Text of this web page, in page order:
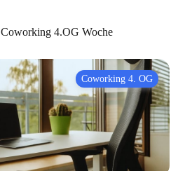
Coworking 4.OG Woche
Coworking 4. OG